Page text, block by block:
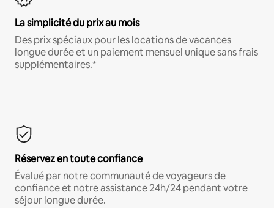
La simplicité du prix au mois
Des prix spéciaux pour les locations de vacances
longue durée et un paiement mensuel unique sans frais
supplémentaires.*
Réservez en toute confiance
Évalué par notre communauté de voyageurs de
confiance et notre assistance 24h/24 pendant votre
séjour longue durée.